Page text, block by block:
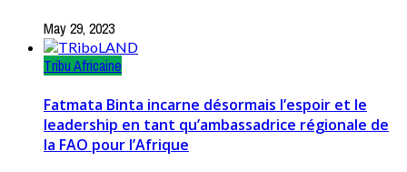
May 29, 2023
Tribu Africaine
Fatmata Binta incarne désormais l’espoir et le
leadership en tant qu’ambassadrice régionale de
la FAO pour l’Afrique